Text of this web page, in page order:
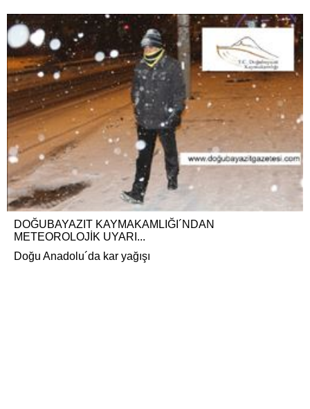
DOĞUBAYAZIT KAYMAKAMLIĞI´NDAN
METEOROLOJİK UYARI...
Doğu Anadolu´da kar yağışı